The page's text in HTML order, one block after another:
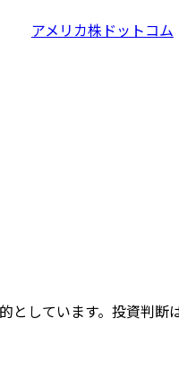
アメリカ株ドットコム
しています。投資判断